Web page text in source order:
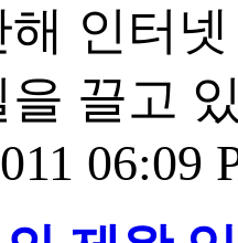
인터
을 끌고
06:09